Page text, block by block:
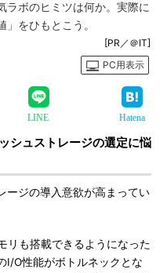
ラボのヒミツは何か。実際に
をひもとこう。
[PR／＠IT]
PC用表示
LINE Hatena
シュストレージの選定に悩
ジの導入意欲が高まってい
リも搭載できるようになった
I/O性能がボトルネックとな